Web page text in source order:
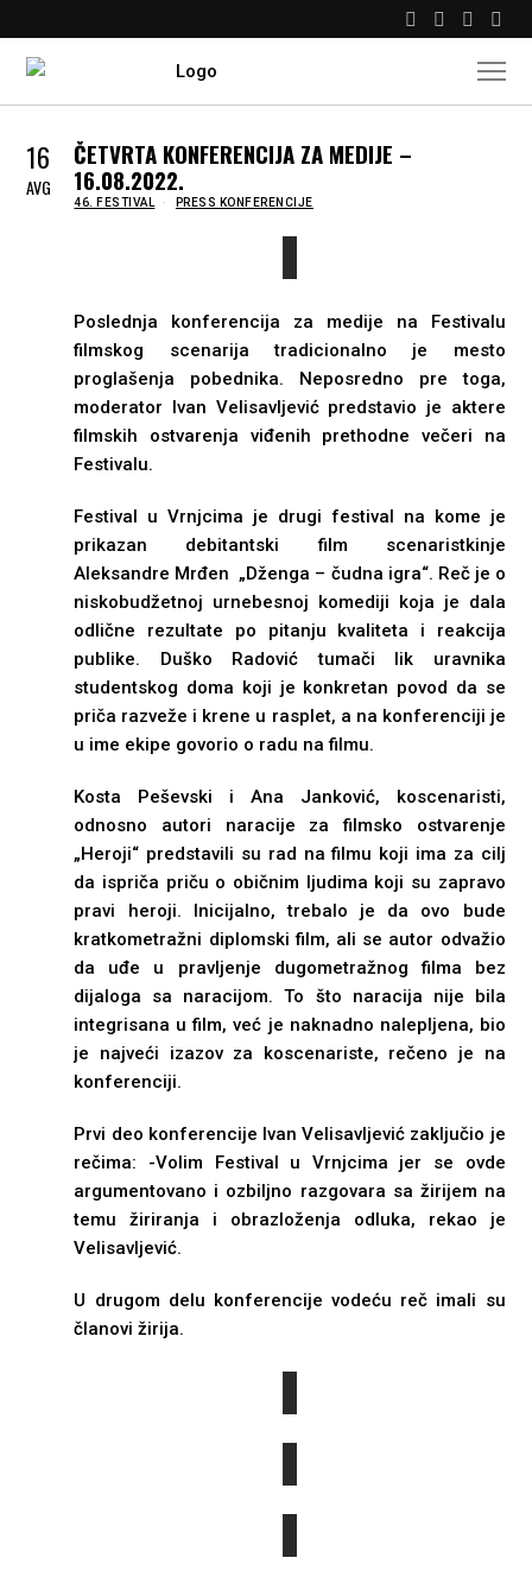
16
AVG
ČETVRTA KONFERENCIJA ZA MEDIJE –
16.08.2022.
IN
46. FESTIVAL PRESS KONFERENCIJE
Poslednja konferencija za medije na Festivalu
filmskog scenarija tradicionalno je mesto
proglašenja pobednika. Neposredno pre toga,
moderator Ivan Velisavljević predstavio je aktere
filmskih ostvarenja viđenih prethodne večeri na
Festivalu.
Festival u Vrnjcima je drugi festival na kome je
prikazan debitantski film scenaristkinje
Aleksandre Mrđen „Dženga – čudna igra“. Reč je o
niskobudžetnoj urnebesnoj komediji koja je dala
odlične rezultate po pitanju kvaliteta i reakcija
publike. Duško Radović tumači lik uravnika
studentskog doma koji je konkretan povod da se
priča razveže i krene u rasplet, a na konferenciji je
u ime ekipe govorio o radu na filmu.
Kosta Peševski i Ana Janković, koscenaristi,
odnosno autori naracije za filmsko ostvarenje
„Heroji“ predstavili su rad na filmu koji ima za cilj
da ispriča priču o običnim ljudima koji su zapravo
pravi heroji. Inicijalno, trebalo je da ovo bude
kratkometražni diplomski film, ali se autor odvažio
da uđe u pravljenje dugometražnog filma bez
dijaloga sa naracijom. To što naracija nije bila
integrisana u film, već je naknadno nalepljena, bio
je najveći izazov za koscenariste, rečeno je na
konferenciji.
Prvi deo konferencije Ivan Velisavljević zaključio je
rečima: -Volim Festival u Vrnjcima jer se ovde
argumentovano i ozbiljno razgovara sa žirijem na
temu žiriranja i obrazloženja odluka, rekao je
Velisavljević.
U drugom delu konferencije vodeću reč imali su
članovi žirija.